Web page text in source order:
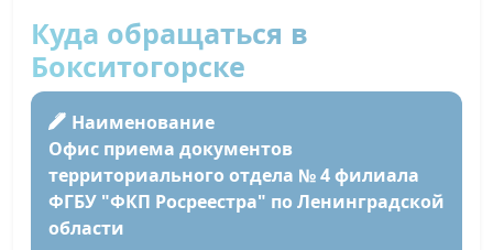
Куда обращаться в
Бокситогорске
Наименование
Офис приема документов
территориального отдела № 4 филиала
ФГБУ "ФКП Росреестра" по Ленинградской
области